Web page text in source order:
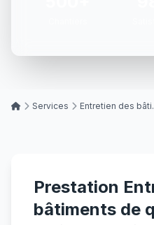
Services
Prestation
bâtiments de